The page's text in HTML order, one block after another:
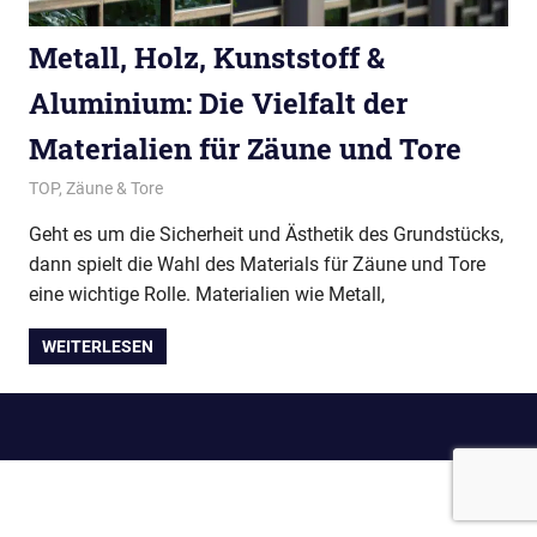
Metall, Holz, Kunststoff &
Aluminium: Die Vielfalt der
Materialien für Zäune und Tore
Oktober 20, 2023
Redaktion
TOP, Zäune & Tore
Geht es um die Sicherheit und Ästhetik des Grundstücks,
dann spielt die Wahl des Materials für Zäune und Tore
eine wichtige Rolle. Materialien wie Metall,
WEITERLESEN